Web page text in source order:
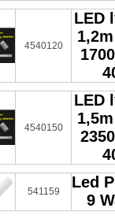
4540120
LED
4540150
LED
541159
Led
9